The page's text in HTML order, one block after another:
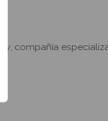
compañía